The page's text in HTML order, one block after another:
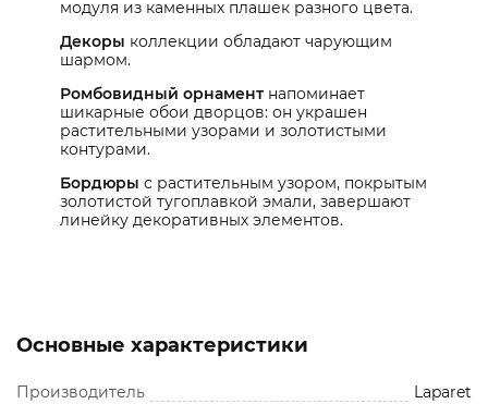
модуля из каменных плашек разного цвета.
Декоры коллекции обладают чарующим
шармом.
Ромбовидный орнамент напоминает
шикарные обои дворцов: он украшен
растительными узорами и золотистыми
контурами.
Бордюры с растительным узором, покрытым
золотистой тугоплавкой эмали, завершают
линейку декоративных элементов.
Основные характеристики
Производитель
Laparet